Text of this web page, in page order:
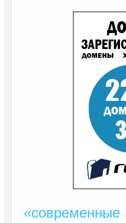
«современные